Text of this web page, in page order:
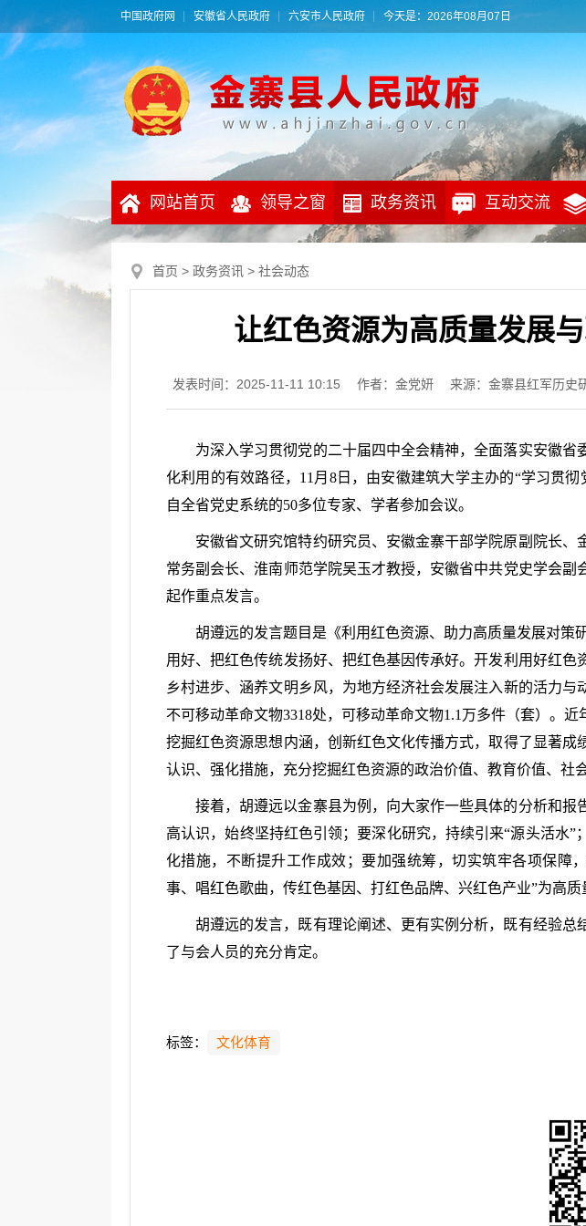
中国政府网 安徽省人民政府 六安市人民政府 今天是：2026年08月07日
网站首页 领导之窗 政务资讯 互动交流
首页 > 政务资讯 > 社会动态
让红色资源为高质量发展
发表时间：2025-11-11 10:15 作者：金党妍 来源：金寨县红军历史
为深入学习贯彻党的二十届四中全会精神，全面落实安徽
化利用的有效路径，11月8日，由安徽建筑大学主办的“学习贯
自全省党史系统的50多位专家、学者参加会议。
安徽省文研究馆特约研究员、安徽金寨干部学院原副院长
常务副会长、淮南师范学院吴玉才教授，安徽省中共党史学会
起作重点发言。
胡遵远的发言题目是《利用红色资源、助力高质量发展对策
用好、把红色传统发扬好、把红色基因传承好。开发利用好红
乡村进步、涵养文明乡风，为地方经济社会发展注入新的活力
不可移动革命文物3318处，可移动革命文物1.1万多件（套）。
挖掘红色资源思想内涵，创新红色文化传播方式，取得了显著
认识、强化措施，充分挖掘红色资源的政治价值、教育价值、社
接着，胡遵远以金寨县为例，向大家作一些具体的分析和
高认识，始终坚持红色引领；要深化研究，持续引来“源头活水
化措施，不断提升工作成效；要加强统筹，切实筑牢各项保障
事、唱红色歌曲，传红色基因、打红色品牌、兴红色产业”为高
胡遵远的发言，既有理论阐述、更有实例分析，既有经验
了与会人员的充分肯定。
标签： 文化体育